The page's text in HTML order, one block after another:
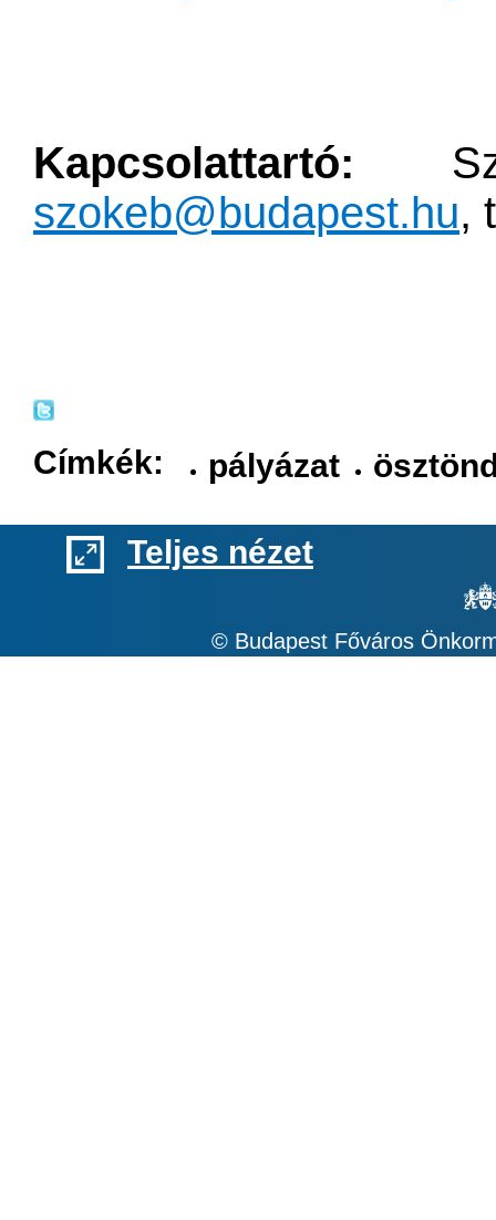
Kapcsolattartó:
szokeb@budapest.hu,
Címkék: pályázat
Teljes nézet
© Budapest Főváros